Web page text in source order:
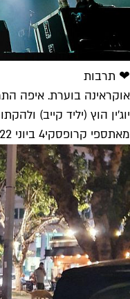
❤ תרבות
אוקראינה בוערת. איפה
יוג'ין הוץ (יליד קייב)
מאתספי קרופסקי4 ביוני 2022